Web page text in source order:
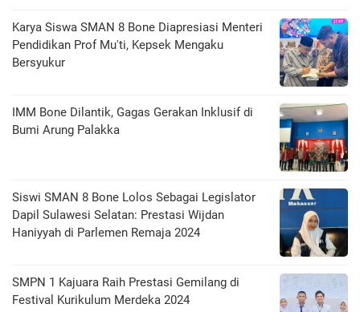
Karya Siswa SMAN 8 Bone Diapresiasi Menteri
Pendidikan Prof Mu'ti, Kepsek Mengaku
Bersyukur
IMM Bone Dilantik, Gagas Gerakan Inklusif di
Bumi Arung Palakka
Siswi SMAN 8 Bone Lolos Sebagai Legislator
Dapil Sulawesi Selatan: Prestasi Wijdan
Haniyyah di Parlemen Remaja 2024
SMPN 1 Kajuara Raih Prestasi Gemilang di
Festival Kurikulum Merdeka 2024